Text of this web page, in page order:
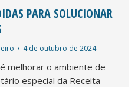
PARA SOLUCIONAR
4 de outubro de 2024
melhorar o ambiente de
especial da Receita